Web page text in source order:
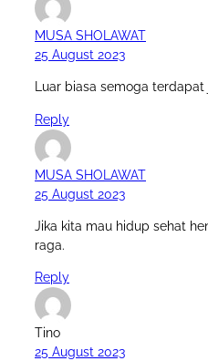
MUSA SHOLAWAT
25 August 2023
Luar biasa semoga
Reply
MUSA SHOLAWAT
25 August 2023
Jika kita mau hidup sehat
raga.
Reply
Tino
25 August 2023